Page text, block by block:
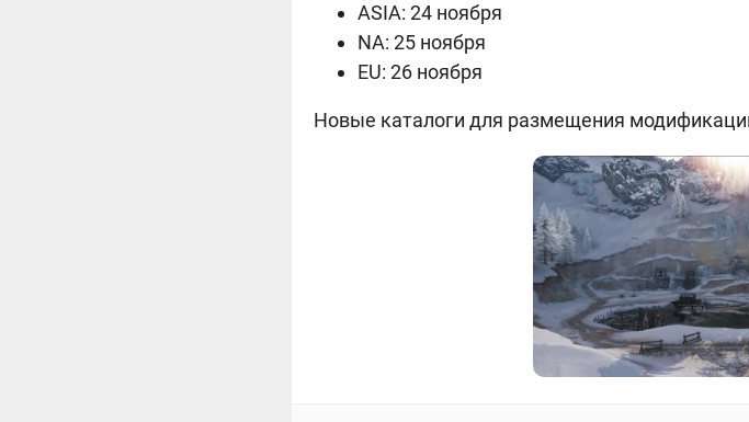
ASIA: 24 ноября
NA: 25 ноября
EU: 26 ноября
Новые каталоги для размещения